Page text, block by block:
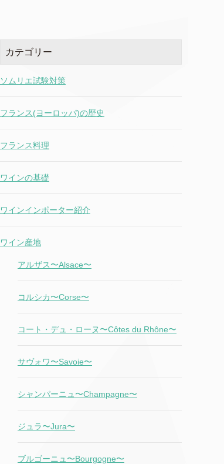
カテゴリー
ソムリエ試験対策
フランス(ヨーロッパ)の歴史
フランス料理
ワインの基礎
ワインインポーター紹介
ワイン産地
アルザス〜Alsace〜
コルシカ〜Corse〜
コート・デュ・ローヌ〜Côtes du Rhône〜
サヴォワ〜Savoie〜
シャンパーニュ〜Champagne〜
ジュラ〜Jura〜
ブルゴーニュ〜Bourgogne〜